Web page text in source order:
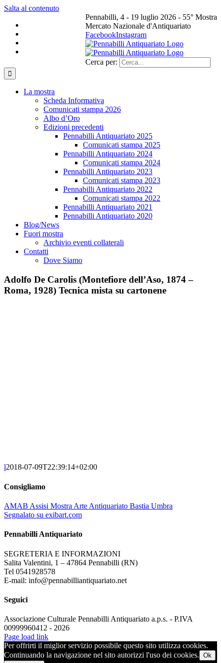
Salta al contenuto
Pennabilli, 4 - 19 luglio 2026 - 55° Mostra
Mercato Nazionale d'Antiquariato
FacebookInstagram
Cerca per:
La mostra
Scheda Informativa
Comunicati stampa 2026
Albo d’Oro
Edizioni precedenti
Pennabilli Antiquariato 2025
Comunicati stampa 2025
Pennabilli Antiquariato 2024
Comunicati stampa 2024
Pennabilli Antiquariato 2023
Comunicati stampa 2023
Pennabilli Antiquariato 2022
Comunicati stampa 2022
Pennabilli Antiquariato 2021
Pennabilli Antiquariato 2020
Blog/News
Fuori mostra
Archivio eventi collaterali
Contatti
Dove Siamo
Adolfo De Carolis (Montefiore dell’Aso, 1874 –
Roma, 1928) Tecnica mista su cartonene
l2018-07-09T22:39:14+02:00
Consigliamo
AMAB Assisi Mostra Arte Antiquariato Bastia Umbra
Segnalato su exibart.com
Pennabilli Antiquariato
SEGRETERIA E INFORMAZIONI
Salita Valentini, 1 – 47864 Pennabilli (RN)
Tel 0541928578
E-mail: info@pennabilliantiquariato.net
Seguici
Associazione Culturale Pennabilli Antiquariato a.p.s. - P.IVA
00999960412 - 2026
Page load link
Per offrirti il miglior servizio possibile questo sito utilizza cookies.
Continuando la navigazione nel sito autorizzi l'uso dei cookies. Ok